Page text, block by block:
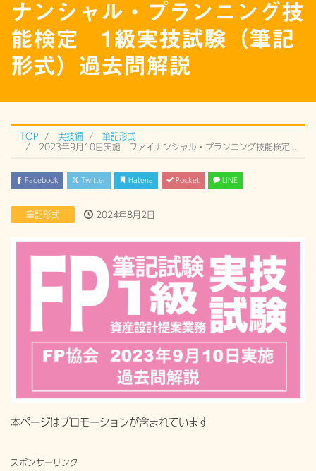
ナンシャル・プランニング技
能検定 1級実技試験（筆記
形式）過去問解説
TOP 実技編
筆記形式
Facebook Twitter Hatena Pocket LINE
筆記形式 2024年8月2日
本ページはプロモーションが含まれています
スポンサーリンク